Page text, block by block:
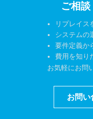
ご相
リプレイス
システムの
要件定義か
費用を
お気軽にお問
お問い